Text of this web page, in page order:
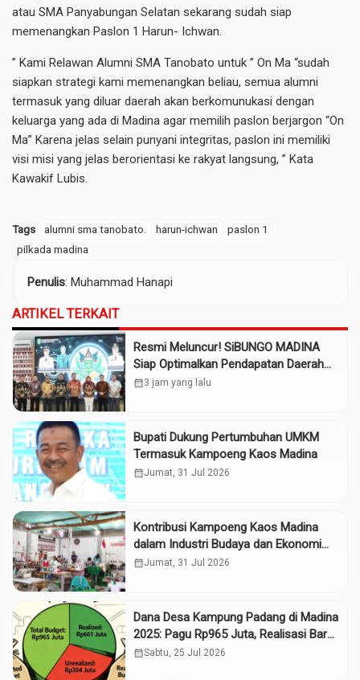
atau SMA Panyabungan Selatan sekarang sudah siap
memenangkan Paslon 1 Harun- Ichwan.
” Kami Relawan Alumni SMA Tanobato untuk ” On Ma “sudah
siapkan strategi kami memenangkan beliau, semua alumni
termasuk yang diluar daerah akan berkomunukasi dengan
keluarga yang ada di Madina agar memilih paslon berjargon “On
Ma” Karena jelas selain punyani integritas, paslon ini memiliki
visi misi yang jelas berorientasi ke rakyat langsung, ” Kata
Kawakif Lubis.
Tags alumni sma tanobato. harun-ichwan
paslon 1
pilkada madina
Penulis: Muhammad Hanapi
ARTIKEL TERKAIT
Resmi Meluncur! SiBUNGO MADINA
Siap Optimalkan Pendapatan Daerah
Madina
calendar_month3 jam yang lalu
Bupati Dukung Pertumbuhan UMKM
Termasuk Kampoeng Kaos Madina
calendar_monthJumat, 31 Jul 2026
Kontribusi Kampoeng Kaos Madina
dalam Industri Budaya dan Ekonomi
Daerah
calendar_monthJumat, 31 Jul 2026
Dana Desa Kampung Padang di Madina
2025: Pagu Rp965 Juta, Realisasi Baru
Rp661 Juta
calendar_monthSabtu, 25 Jul 2026